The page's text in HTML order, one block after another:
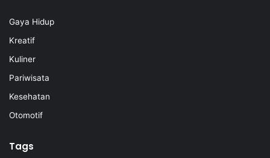
Gaya Hidup
Kreatif
Kuliner
Pariwisata
Kesehatan
Otomotif
Tags